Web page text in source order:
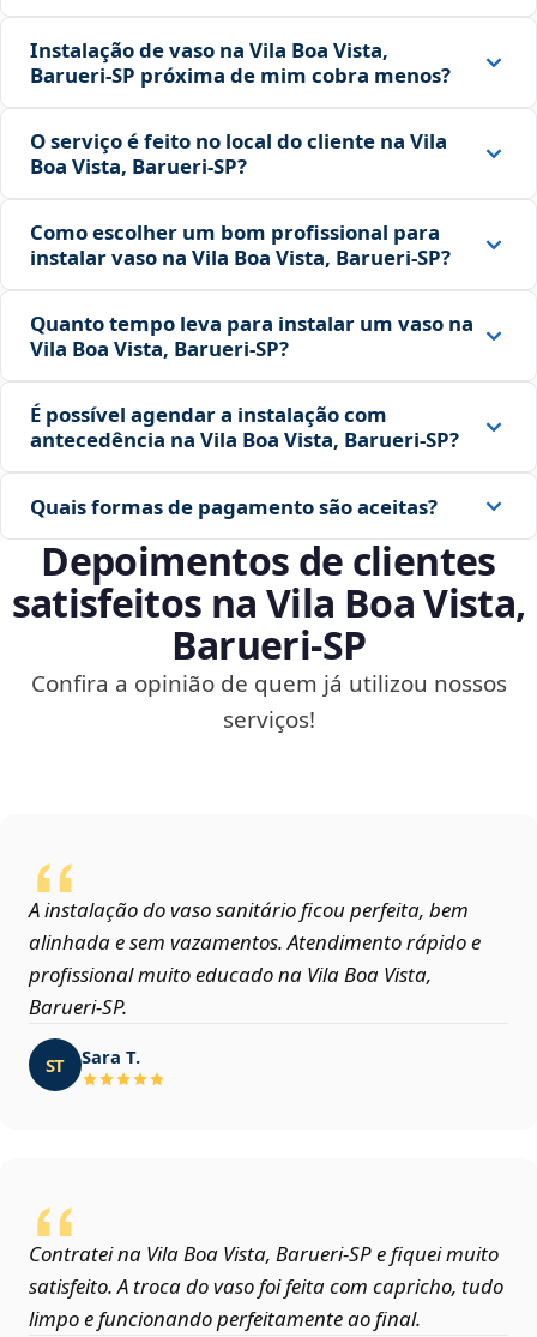
Instalação de vaso na Vila Boa Vista,
Barueri‑SP próxima de mim cobra menos?
O serviço é feito no local do cliente na Vila
Boa Vista, Barueri‑SP?
Como escolher um bom profissional para
instalar vaso na Vila Boa Vista, Barueri‑SP?
Quanto tempo leva para instalar um vaso na
Vila Boa Vista, Barueri‑SP?
É possível agendar a instalação com
antecedência na Vila Boa Vista, Barueri‑SP?
Quais formas de pagamento são aceitas?
Depoimentos de clientes
satisfeitos na Vila Boa Vista,
Barueri‑SP
Confira a opinião de quem já utilizou nossos
serviços!
A instalação do vaso sanitário ficou perfeita, bem
alinhada e sem vazamentos. Atendimento rápido e
profissional muito educado na Vila Boa Vista,
Barueri‑SP.
ST Sara T.
Contratei na Vila Boa Vista, Barueri‑SP e fiquei muito
satisfeito. A troca do vaso foi feita com capricho, tudo
limpo e funcionando perfeitamente ao final.